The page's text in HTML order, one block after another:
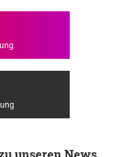
unseren News